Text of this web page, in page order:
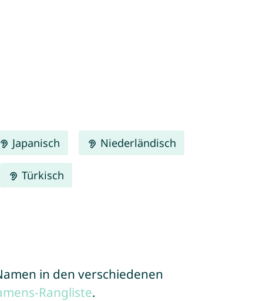
Japanisch Niederländisch
Türkisch
in den verschiedenen
Rangliste.